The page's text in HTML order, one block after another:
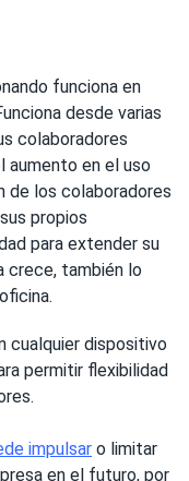
funciona en
desde varias
colaboradores
aumento en el uso
de los colaboradores
propios
para extender su
crece, también lo
cualquier dispositivo
permitir flexibilidad
impulsar o limitar
en el futuro, por